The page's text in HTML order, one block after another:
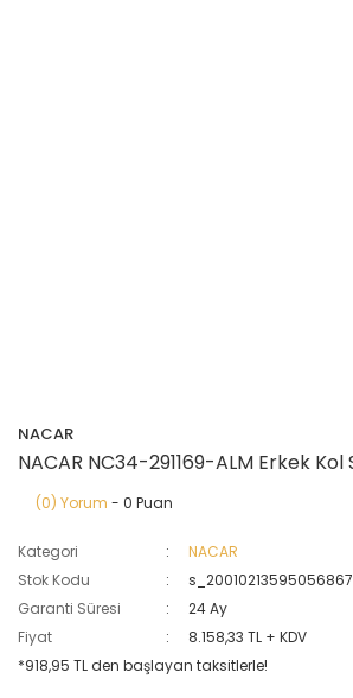
NACAR
NACAR NC34-291169-ALM Erkek Kol
(0) Yorum - 0 Puan
Kategori
NACAR
Stok Kodu
s_20010213595056867
Garanti Süresi
24 Ay
Fiyat
8.158,33 TL + KDV
*918,95 TL den başlayan taksitlerle!